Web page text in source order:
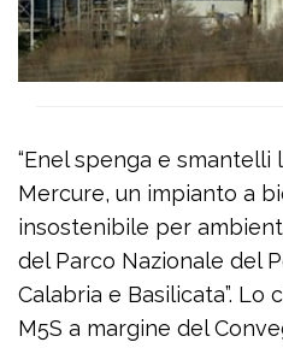
“Enel spenga e smantelli
Mercure, un impianto a
insostenibile per
del Parco Nazionale del
Calabria e Basilicata”.
M5S a margine del